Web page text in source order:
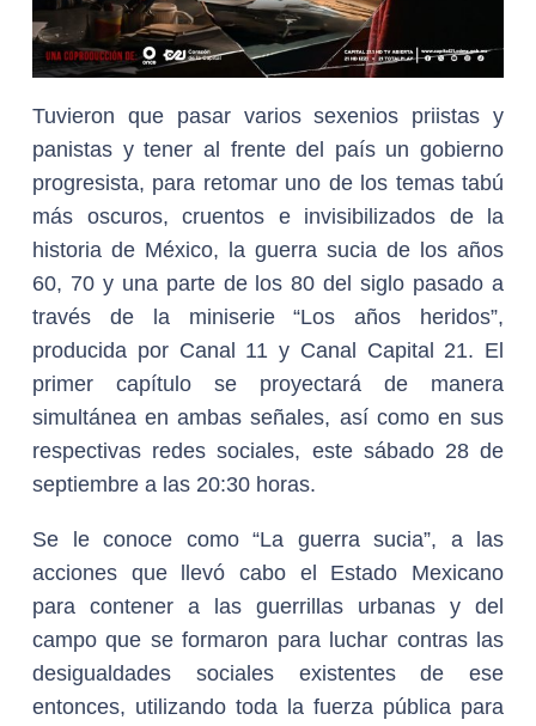
Tuvieron que pasar varios sexenios priistas y
panistas y tener al frente del país un gobierno
progresista, para retomar uno de los temas tabú
más oscuros, cruentos e invisibilizados de la
historia de México, la guerra sucia de los años
60, 70 y una parte de los 80 del siglo pasado a
través de la miniserie “Los años heridos”,
producida por Canal 11 y Canal Capital 21. El
primer capítulo se proyectará de manera
simultánea en ambas señales, así como en sus
respectivas redes sociales, este sábado 28 de
septiembre a las 20:30 horas.
Se le conoce como “La guerra sucia”, a las
acciones que llevó cabo el Estado Mexicano
para contener a las guerrillas urbanas y del
campo que se formaron para luchar contras las
desigualdades sociales existentes de ese
entonces, utilizando toda la fuerza pública para